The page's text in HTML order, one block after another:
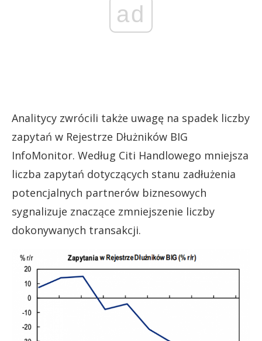
ad
Analitycy zwrócili także uwagę na spadek liczby
zapytań w Rejestrze Dłużników BIG
InfoMonitor. Według Citi Handlowego mniejsza
liczba zapytań dotyczących stanu zadłużenia
potencjalnych partnerów biznesowych
sygnalizuje znaczące zmniejszenie liczby
dokonywanych transakcji.